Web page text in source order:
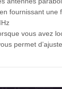
fournissant
vous avez
permet